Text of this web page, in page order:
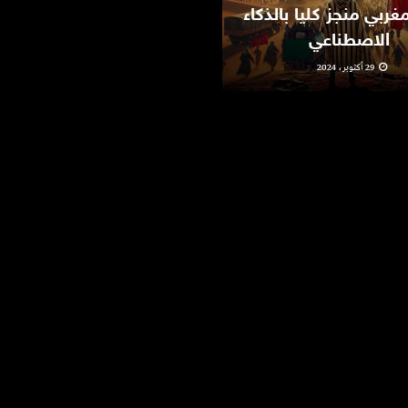
منجز كليا بالذكاء
الاصطناعي
29 أكتوبر، 2024